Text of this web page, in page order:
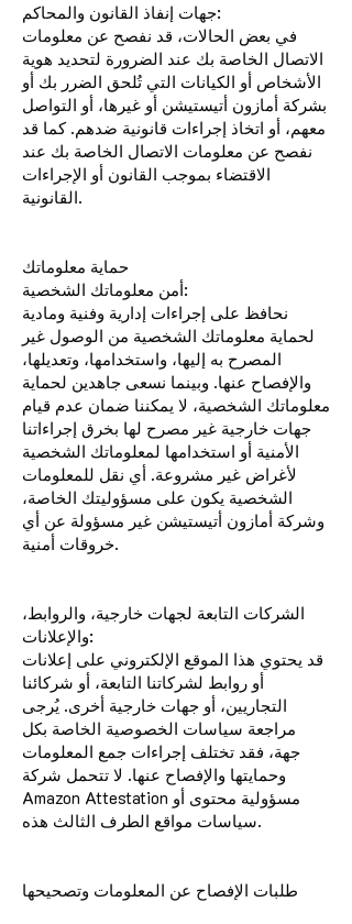
جهات إنفاذ القانون والمحاكم:
في بعض الحالات، قد نفصح عن معلومات
الاتصال الخاصة بك عند الضرورة لتحديد هوية
الأشخاص أو الكيانات التي تُلحق الضرر بك أو
بشركة أمازون أتيستيشن أو غيرها، أو التواصل
معهم، أو اتخاذ إجراءات قانونية ضدهم. كما قد
نفصح عن معلومات الاتصال الخاصة بك عند
الاقتضاء بموجب القانون أو الإجراءات
القانونية.
حماية معلوماتك
أمن معلوماتك الشخصية:
نحافظ على إجراءات إدارية وفنية ومادية
لحماية معلوماتك الشخصية من الوصول غير
المصرح به إليها، واستخدامها، وتعديلها،
والإفصاح عنها. وبينما نسعى جاهدين لحماية
معلوماتك الشخصية، لا يمكننا ضمان عدم قيام
جهات خارجية غير مصرح لها بخرق إجراءاتنا
الأمنية أو استخدامها لمعلوماتك الشخصية
لأغراض غير مشروعة. أي نقل للمعلومات
الشخصية يكون على مسؤوليتك الخاصة،
وشركة أمازون أتيستيشن غير مسؤولة عن أي
خروقات أمنية.
الشركات التابعة لجهات خارجية، والروابط،
والإعلانات:
قد يحتوي هذا الموقع الإلكتروني على إعلانات
أو روابط لشركاتنا التابعة، أو شركائنا
التجاريين، أو جهات خارجية أخرى. يُرجى
مراجعة سياسات الخصوصية الخاصة بكل
جهة، فقد تختلف إجراءات جمع المعلومات
وحمايتها والإفصاح عنها. لا تتحمل شركة
Amazon Attestation مسؤولية محتوى أو
سياسات مواقع الطرف الثالث هذه.
طلبات الإفصاح عن المعلومات وتصحيحها